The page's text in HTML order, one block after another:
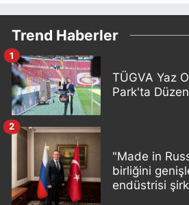
Trend Haberler
TÜGVA Yaz
Park'ta
1
"Made in
birliğini
endüstrisi
2